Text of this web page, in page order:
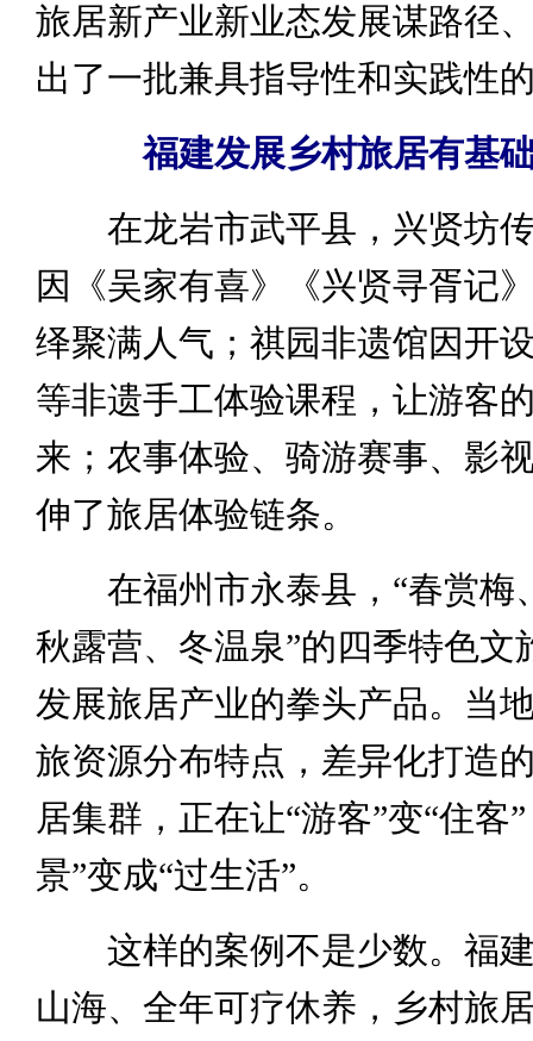
旅居新产业新业态发展谋路径
出了一批兼具指导性和实践性
福建发展乡村旅居有基
在龙岩市武平县，兴贤坊传
因《吴家有喜》《兴贤寻胥记
绎聚满人气；祺园非遗馆因开
等非遗手工体验课程，让游客
来；农事体验、骑游赛事、影
伸了旅居体验链条。
在福州市永泰县，“春赏梅
秋露营、冬温泉”的四季特色文
发展旅居产业的拳头产品。当
旅资源分布特点，差异化打造
居集群，正在让“游客”变“住客
景”变成“过生活”。
这样的案例不是少数。福建
山海、全年可疗休养，乡村旅